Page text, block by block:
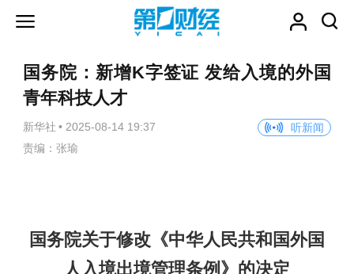
国务院：新增K字签证 发给入境的外国
青年科技人才
新华社 • 2025-08-14 19:37
听新闻
责编：张瑜
国务院关于修改《中华人民共和国外国
人入境出境管理条例》的决定